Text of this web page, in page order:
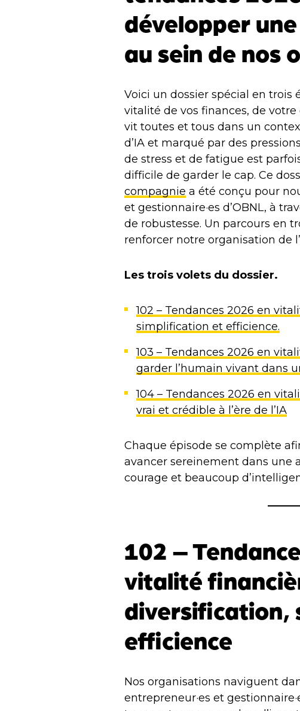
développer
au sein de nos
Voici un dossier spécial en trois
vitalité de vos finances, de
vit toutes et tous dans un
d’IA et marqué par des
de stress et de fatigue est
difficile de garder le cap. Ce
compagnie a été conçu pour
et gestionnaire·es d’OBNL, à
de robustesse. Un parcours en
renforcer notre organisation de
Les trois volets du dossier.
102 – Tendances 2026 en
simplification et efficience.
103 – Tendances 2026 en
garder l’humain vivant dans
104 – Tendances 2026 en
vrai et crédible à l’ère de l’IA
Chaque épisode se complète
avancer sereinement dans une
courage et beaucoup
102 –
vitalité
diversification,
efficience
Nos organisations naviguent
entrepreneur·es et